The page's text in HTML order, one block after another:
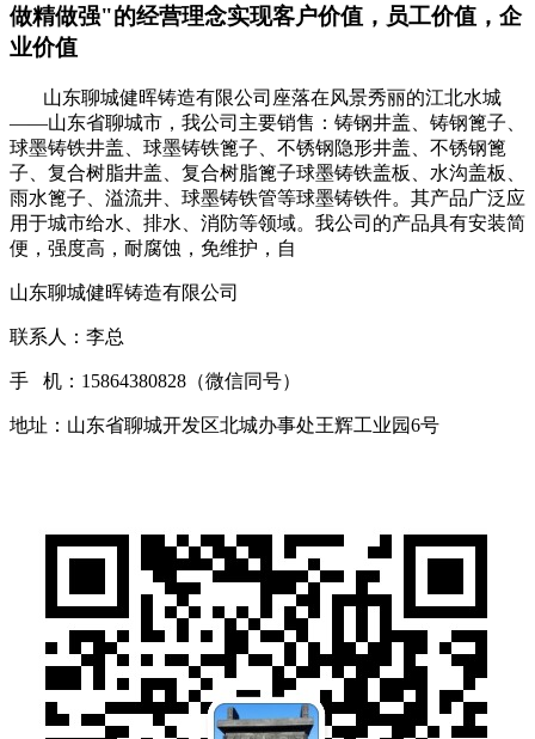
做精做强"的经营理念实现客户价值，员工价值，企
业价值
山东聊城健晖铸造有限公司座落在风景秀丽的江北水城
——山东省聊城市，我公司主要销售：铸钢井盖、铸钢篦子、
球墨铸铁井盖、球墨铸铁篦子、不锈钢隐形井盖、不锈钢篦
子、复合树脂井盖、复合树脂篦子球墨铸铁盖板、水沟盖板、
雨水篦子、溢流井、球墨铸铁管等球墨铸铁件。其产品广泛应
用于城市给水、排水、消防等领域。我公司的产品具有安装简
便，强度高，耐腐蚀，免维护，自
山东聊城健晖铸造有限公司
联系人：李总
手 机：15864380828（微信同号）
地址：山东省聊城开发区北城办事处王辉工业园6号